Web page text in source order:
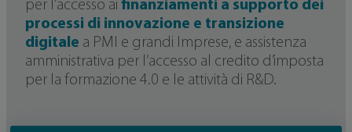
per l’accesso ai finanziamenti a supporto dei
processi di innovazione e transizione
digitale a PMI e grandi Imprese, e assistenza
amministrativa per l’accesso al credito d’imposta
per la formazione 4.0 e le attività di R&D.